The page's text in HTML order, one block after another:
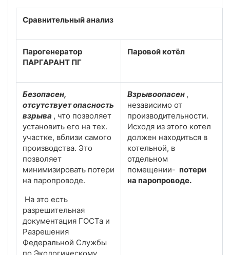
Сравнительный анализ
Парогенератор
ПАРГАРАНТ ПГ
Паровой котёл
Безопасен,
отсутствует опасность
взрыва , что позволяет
установить его на тех.
участке, вблизи самого
производства. Это
позволяет
минимизировать потери
на паропроводе.
На это есть
разрешительная
документация ГОСТа и
Разрешения
Федеральной Службы
Взрывоопасен ,
независимо от
производительности.
Исходя из этого котел
должен находиться в
котельной, в
отдельном
помещении- потери
на паропроводе.